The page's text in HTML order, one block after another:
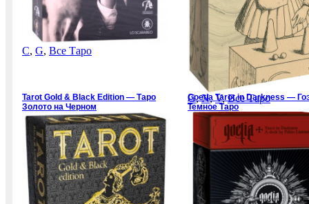
C, G, Все Таро
G,N,V,Все Таро
Tarot Gold & Black Edition — Таро
Золото на Черном
Goetia Tarot in Darkness —
Темное Таро